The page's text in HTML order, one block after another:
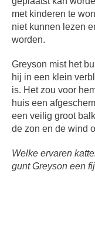
met kinderen te
niet kunnen lezen
worden.
Greyson mist het
hij in een klein
is. Het zou voor
huis een
een veilig groot
de zon en de wind
Welke ervaren
gunt Greyson een